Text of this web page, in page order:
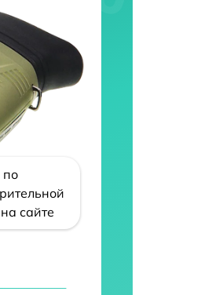
по
сайте